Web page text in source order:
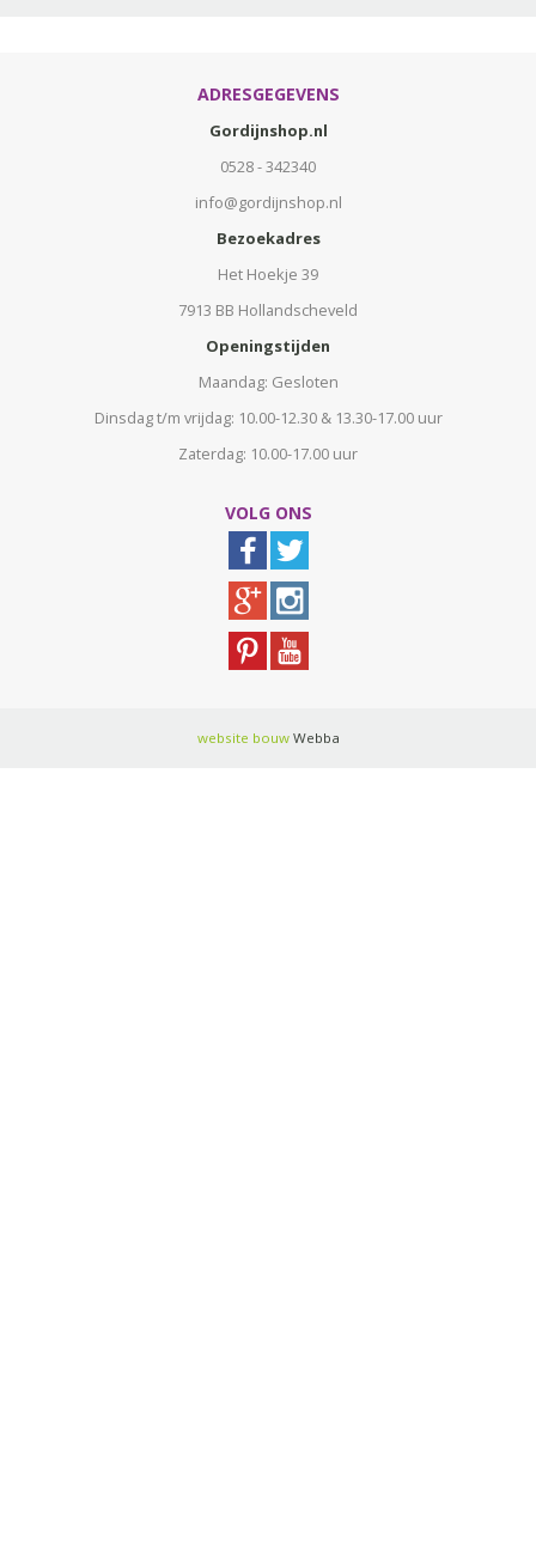
ADRESGEGEVENS
Gordijnshop.nl
0528 - 342340
info@gordijnshop.nl
Bezoekadres
Het Hoekje 39
7913 BB Hollandscheveld
Openingstijden
Maandag: Gesloten
Dinsdag t/m vrijdag: 10.00-12.30 & 13.30-17.00 uur
Zaterdag: 10.00-17.00 uur
VOLG ONS
website bouwWebba